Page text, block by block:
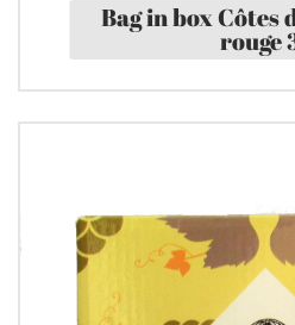
Bag in box Côtes
rouge